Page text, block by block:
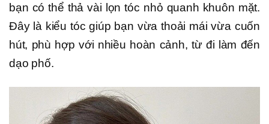
bạn có thể thả vài lọn tóc nhỏ quanh khuôn mặt.
Đây là kiểu tóc giúp bạn vừa thoải mái vừa cuốn
hút, phù hợp với nhiều hoàn cảnh, từ đi làm đến
dạo phố.